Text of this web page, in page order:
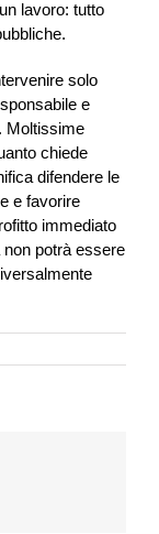
lavoro: tutto
solo
e
Moltissime
chiede
difendere le
e favorire
immediato
non potrà essere